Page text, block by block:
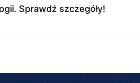
Sprawdź szczegóły!